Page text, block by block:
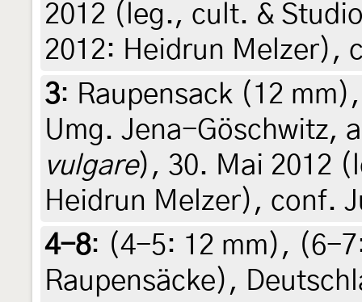
2012 (leg., cult. &
2012: Heidrun Melzer),
3: Raupensack (12
Umg. Jena-Göschwitz,
vulgare), 30. Mai 2012
Heidrun Melzer), conf.
4-8: (4-5: 12 mm ), (6-
Raupensäcke),